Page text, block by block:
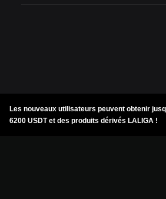
Les nouveaux utilisateurs peuvent obtenir
6200 USDT et des produits dérivés LALIGA !